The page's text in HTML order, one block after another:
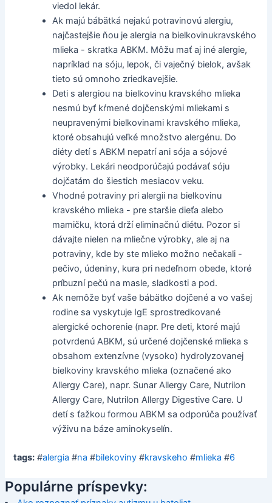
viedol lekár.
Ak majú bábätká nejakú potravinovú alergiu,
najčastejšie ňou je alergia na bielkovinukravského
mlieka - skratka ABKM. Môžu mať aj iné alergie,
napríklad na sóju, lepok, či vaječný bielok, avšak
tieto sú omnoho zriedkavejšie.
Deti s alergiou na bielkovinu kravského mlieka
nesmú byť kŕmené dojčenskými mliekami s
neupravenými bielkovinami kravského mlieka,
ktoré obsahujú veľké množstvo alergénu. Do
diéty detí s ABKM nepatrí ani sója a sójové
výrobky. Lekári neodporúčajú podávať sóju
dojčatám do šiestich mesiacov veku.
Vhodné potraviny pri alergii na bielkovinu
kravského mlieka - pre staršie dieťa alebo
mamičku, ktorá drží eliminačnú diétu. Pozor si
dávajte nielen na mliečne výrobky, ale aj na
potraviny, kde by ste mlieko možno nečakali -
pečivo, údeniny, kura pri nedeľnom obede, ktoré
príbuzní pečú na masle, sladkosti a pod.
Ak nemôže byť vaše bábätko dojčené a vo vašej
rodine sa vyskytuje IgE sprostredkované
alergické ochorenie (napr. Pre deti, ktoré majú
potvrdenú ABKM, sú určené dojčenské mlieka s
obsahom extenzívne (vysoko) hydrolyzovanej
bielkoviny kravského mlieka (označené ako
Allergy Care), napr. Sunar Allergy Care, Nutrilon
Allergy Care, Nutrilon Allergy Digestive Care. U
detí s ťažkou formou ABKM sa odporúča používať
výživu na báze aminokyselín.
tags: #alergia #na #bilekoviny #kravskeho #mlieka #6
Populárne príspevky: